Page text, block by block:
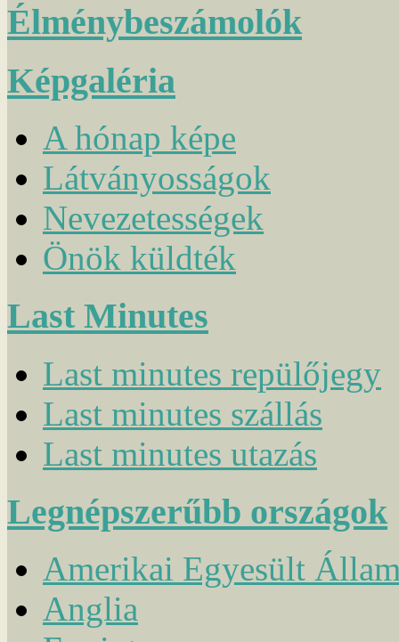
Élménybeszámolók
Képgaléria
A hónap képe
Látványosságok
Nevezetességek
Önök küldték
Last Minutes
Last minutes repülőjegy
Last minutes szállás
Last minutes utazás
Legnépszerűbb országok
Amerikai Egyesült
Anglia